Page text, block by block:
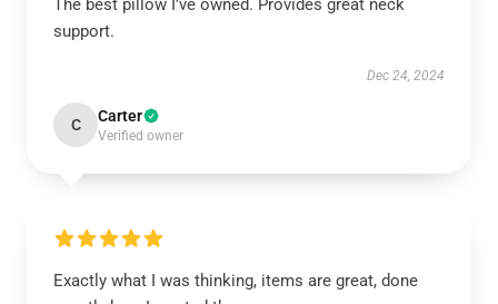
The best pillow I’ve owned. Provides great neck
support.
Dec 24, 2024
C Carter
Verified owner
Exactly what I was thinking, items are great, done